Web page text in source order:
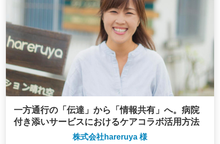
一方通行の「伝達」から「情報共有」へ。病院
付き添いサービスにおけるケアコラボ活用方法
株式会社hareruya 様